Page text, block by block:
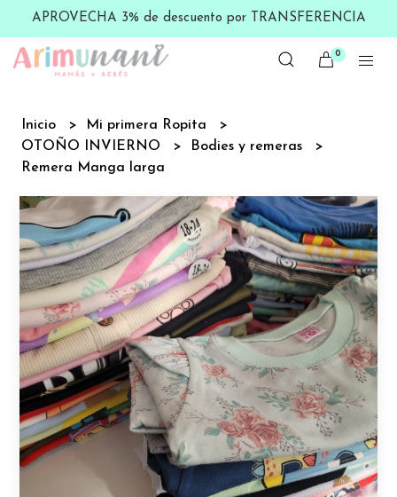
APROVECHA 3% de descuento por TRANSFERENCIA
0
Inicio
Mi primera Ropita
OTOÑO INVIERNO
Bodies y remeras
Remera Manga larga